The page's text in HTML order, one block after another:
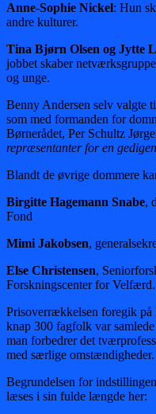
Anne-Sophie Nickel: Hun
andre kulturer.
Tina Bjørn Olsen og Jytte
jobbet skaber
og unge.
Benny Andersen selv valgte
som med formanden for
Børnerådet, Per Schultz
repræsentanter for en
Blandt de øvrige dommere
Birgitte Hagemann Snabe,
Fond
Mimi Jakobsen,
Else Christensen,
Forskningscenter for Velfærd.
Prisoverrækkelsen foregik
knap 300 fagfolk var
man forbedrer det
med særlige omstændigheder.
Begrundelsen for
læses i sin fulde længde her: